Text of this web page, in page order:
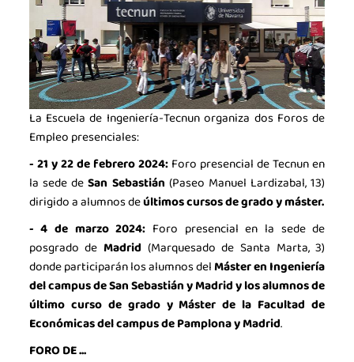
La industria de la Ciencia
La Asociación
Noticias
Agenda
Talento
Únete
La Escuela de Ingeniería-Tecnun organiza dos Foros de
Empleo presenciales:
-21 y 22 de febrero 2024:Foro presencial de Tecnun en
la sede deSan Sebastián (Paseo Manuel Lardizabal, 13)
dirigido a alumnos deúltimos cursos de grado y máster.
- 4 de marzo 2024: Foro presencial en la sede de
posgrado de Madrid (Marquesado de Santa Marta, 3)
donde participarán los alumnos delMáster en Ingeniería
del campus de San Sebastián y Madrid y los alumnos de
último curso de grado y Máster de la Facultad de
Económicas del campus de Pamplona y Madrid.
FORO DE ...